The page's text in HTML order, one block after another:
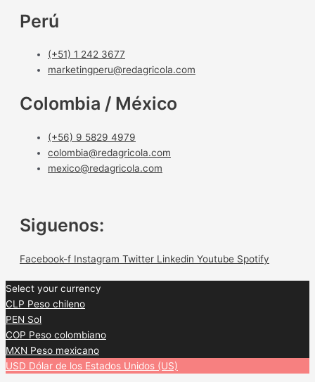
Perú
(+51) 1 242 3677
marketingperu@redagricola.com
Colombia / México
(+56) 9 5829 4979
colombia@redagricola.com
mexico@redagricola.com
Siguenos:
Facebook-f Instagram Twitter Linkedin Youtube Spotify
Select your currency
CLP Peso chileno
PEN Sol
COP Peso colombiano
MXN Peso mexicano
USD Dólar de los Estados Unidos (US)